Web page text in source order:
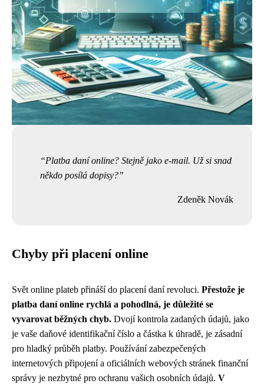
Platba daní online? Stejně jako e-mail. Už si snad
někdo posílá dopisy?
Zdeněk Novák
Chyby při placení online
Svět online plateb přináší do placení daní revoluci. Přestože je
platba daní online rychlá a pohodlná, je důležité se
vyvarovat běžných chyb. Dvojí kontrola zadaných údajů, jako
je vaše daňové identifikační číslo a částka k úhradě, je zásadní
pro hladký průběh platby. Používání zabezpečených
internetových připojení a oficiálních webových stránek finanční
správy je nezbytné pro ochranu vašich osobních údajů. V